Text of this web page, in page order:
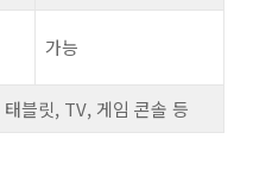
가능
태블릿, TV, 게임 콘솔 등